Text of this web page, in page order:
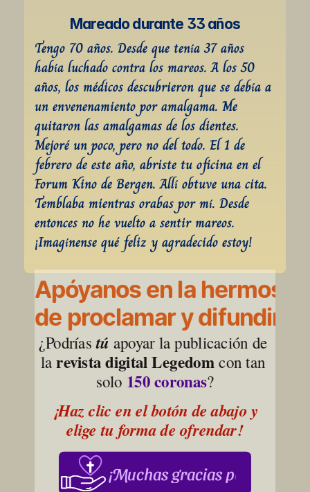
Mareado durante 33 años
Tengo 70 años. Desde que tenía 37 años
había luchado contra los mareos. A los 50
años, los médicos descubrieron que se debía a
un envenenamiento por amalgama. Me
quitaron las amalgamas de los dientes.
Mejoré un poco, pero no del todo. El 1 de
febrero de este año, abriste tu oficina en el
Forum Kino de Bergen. Allí obtuve una cita.
Temblaba mientras orabas por mí. Desde
entonces no he vuelto a sentir mareos.
¡Imagínense qué feliz y agradecido estoy!
Apóyanos en la hermosa
de proclamar y difundir la
¿Podrías tú apoyar la publicación de
la revista digital Legedom con tan
solo 150 coronas?
¡Haz clic en el botón de abajo y
elige tu forma de ofrendar!
¡Muchas gracias por su